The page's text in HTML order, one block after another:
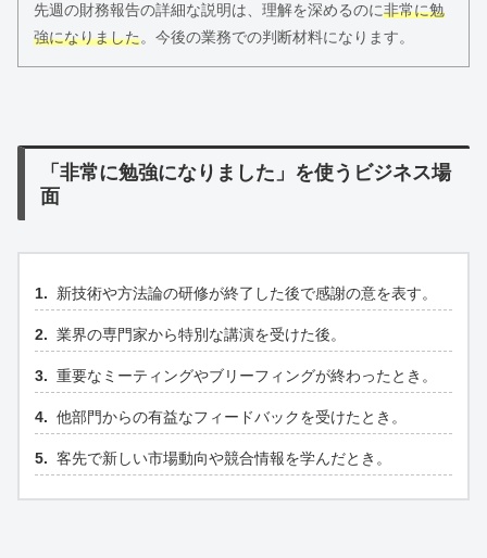
先週の財務報告の詳細な説明は、理解を深めるのに非常に勉
強になりました。今後の業務での判断材料になります。
「非常に勉強になりました」を使うビジネス場
面
新技術や方法論の研修が終了した後で感謝の意を表す。
業界の専門家から特別な講演を受けた後。
重要なミーティングやブリーフィングが終わったとき。
他部門からの有益なフィードバックを受けたとき。
客先で新しい市場動向や競合情報を学んだとき。